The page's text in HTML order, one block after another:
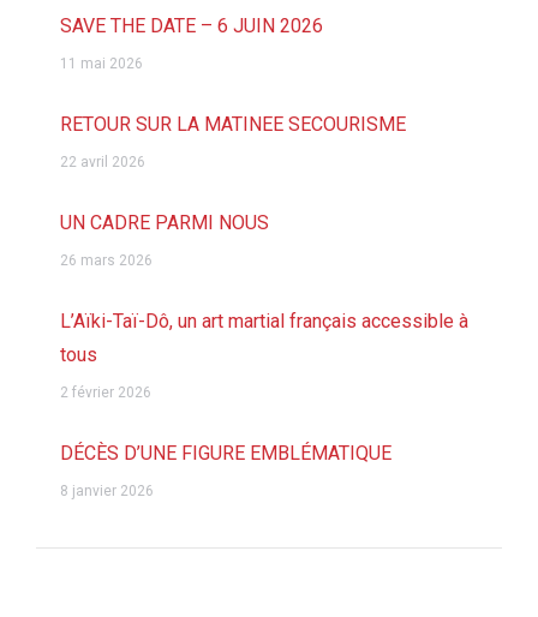
SAVE THE DATE – 6 JUIN 2026
11 mai 2026
RETOUR SUR LA MATINEE SECOURISME
22 avril 2026
UN CADRE PARMI NOUS
26 mars 2026
L’Aïki-Taï-Dô, un art martial français accessible à
tous
2 février 2026
DÉCÈS D’UNE FIGURE EMBLÉMATIQUE
8 janvier 2026